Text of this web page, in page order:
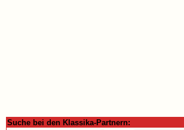
Suche bei den Klassika-Partnern: